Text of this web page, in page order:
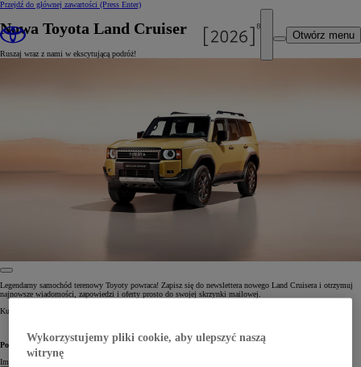
Przejdź do głównej zawartości (Press Enter)
Otwórz menu
Nowa Toyota Land Cruiser
Ruszaj wraz z nami w ekscytującą podróż!
Legendarny samochód terenowy Toyoty powraca! Zapisz się do newslettera nowego Land Cruisera i otrzymuj
najnowsze wiadomości, zapowiedzi i oferty prosto do swojej skrzynki mailowej.
Kultowy design, wyjątkowe możliwości, najnowsze technologie. To przygoda, której nie możesz przegapić.
Powiedz nam coś o sobie
Imię
Wykorzystujemy pliki cookie, aby ulepszyć naszą
witrynę